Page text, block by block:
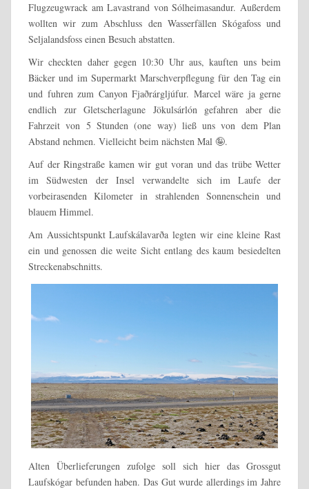
Flugzeugwrack am Lavastrand von Sólheimasandur. Außerdem
wollten wir zum Abschluss den Wasserfällen Skógafoss und
Seljalandsfoss einen Besuch abstatten.
Wir checkten daher gegen 10:30 Uhr aus, kauften uns beim
Bäcker und im Supermarkt Marschverpflegung für den Tag ein
und fuhren zum Canyon Fjaðrárgljúfur. Marcel wäre ja gerne
endlich zur Gletscherlagune Jökulsárlón gefahren aber die
Fahrzeit von 5 Stunden (one way) ließ uns von dem Plan
Abstand nehmen. Vielleicht beim nächsten Mal 🤪.
Auf der Ringstraße kamen wir gut voran und das trübe Wetter
im Südwesten der Insel verwandelte sich im Laufe der
vorbeirasenden Kilometer in strahlenden Sonnenschein und
blauem Himmel.
Am Aussichtspunkt Laufskálavarða legten wir eine kleine Rast
ein und genossen die weite Sicht entlang des kaum besiedelten
Streckenabschnitts.
Alten Überlieferungen zufolge soll sich hier das Grossgut
Laufskógar befunden haben. Das Gut wurde allerdings im Jahre